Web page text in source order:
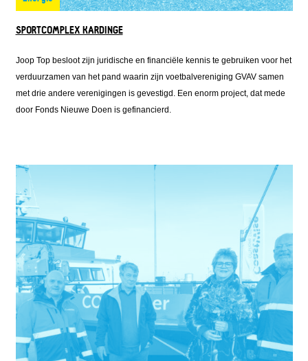
SPORTCOMPLEX KARDINGE
Joop Top besloot zijn juridische en financiële kennis te gebruiken voor het
verduurzamen van het pand waarin zijn voetbalvereniging GVAV samen
met drie andere verenigingen is gevestigd. Een enorm project, dat mede
door Fonds Nieuwe Doen is gefinancierd.